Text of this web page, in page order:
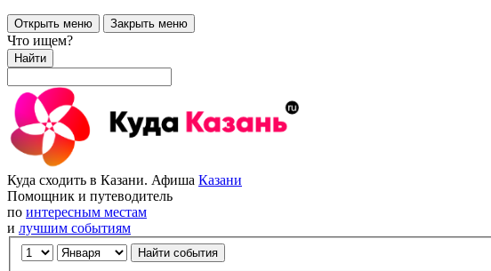
Открыть меню Закрыть меню
Что ищем?
Найти
Куда сходить в Казани. Афиша Казани
Помощник и путеводитель
по интересным местам
и лучшим событиям